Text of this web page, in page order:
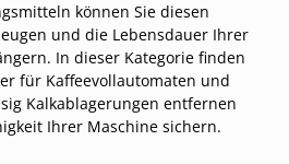
können Sie diesen
und die Lebensdauer Ihrer
In dieser Kategorie finden
für Kaffeevollautomaten und
Kalkablagerungen entfernen
Ihrer Maschine sichern.